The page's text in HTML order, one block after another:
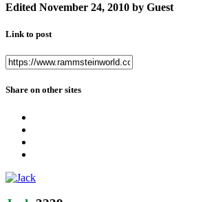
Edited November 24, 2010 by Guest
Link to post
Share on other sites